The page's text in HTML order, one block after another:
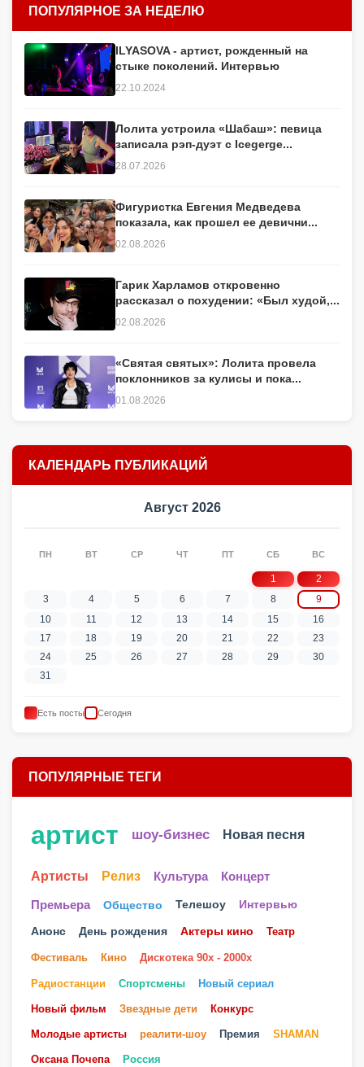
ПОПУЛЯРНОЕ ЗА НЕДЕЛЮ
ILYASOVA - артист, рожденный на
стыке поколений. Интервью
22.10.2024
Лолита устроила «Шабаш»: певица
записала рэп-дуэт с Icegerge...
28.07.2026
Фигуристка Евгения Медведева
показала, как прошел ее девични...
02.08.2026
Гарик Харламов откровенно
рассказал о похудении: «Был худой,...
02.08.2026
«Святая святых»: Лолита провела
поклонников за кулисы и пока...
01.08.2026
КАЛЕНДАРЬ ПУБЛИКАЦИЙ
Август 2026
ПН ВТ СР ЧТ ПТ СБ ВС
1
2
3
4 5 6 7 8
9
10
11 12 13 14 15
16
17
18 19 20 21 22
23
24
25 26 27 28 29
30
31
Есть посты Сегодня
ПОПУЛЯРНЫЕ ТЕГИ
артист шоу-бизнес Новая песня
Артисты Релиз Культура Концерт
Премьера Общество Телешоу Интервью
Анонс День рождения Актеры кино Театр
Фестиваль Кино Дискотека 90х - 2000х
Радиостанции Спортсмены Новый сериал
Новый фильм Звездные дети Конкурс
Молодые артисты реалити-шоу Премия SHAMAN
Оксана Почепа Россия